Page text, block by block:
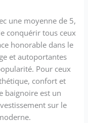
une moyenne de 5,
conquérir tous ceux
honorable dans le
et autoportantes
Pour ceux
confort et
baignoire est un
sur le